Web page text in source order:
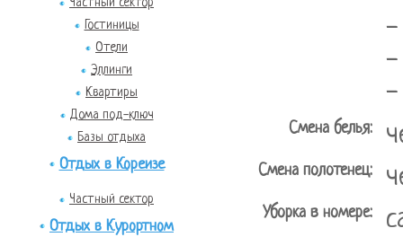
Гостиницы
Отели
Эллинги
Квартиры
Дома под-ключ
Базы отдыха
Отдых в Кореизе
Частный сектор
Отдых в Курортном
-
-
-
Смена белья:
Смена полотенец:
Уборка в номере: